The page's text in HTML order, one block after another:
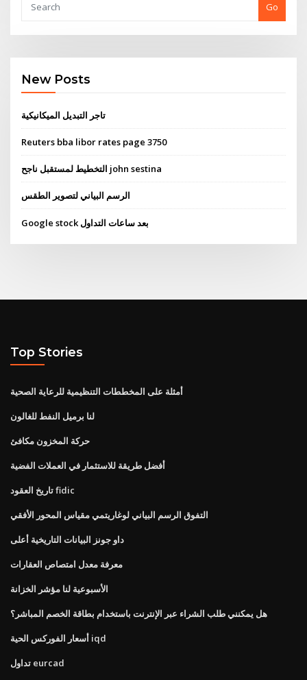
Go
New Posts
تاجر التبديل الميكانيكية
Reuters bba libor rates page 3750
التخطيط لمستقبل ناجح john sestina
الرسم البياني لتصوير الطقس
Google stock بعد ساعات التداول
Top Stories
أمثلة على المخططات التنظيمية للرعاية الصحية
لنا برميل النفط للغالون
حركة المخزون مكافئ
أفضل طريقة للاستثمار في العملات الفضية
تاريخ العقود fidic
التفوق الرسم البياني لوغاريتمي مقياس المحور الأفقي
داو جونز البيانات التاريخية أعلى
معرفة معدل امتصاص العقارات
الأسبوعية لنا مؤشر الخزانة
هل يمكنني طلب الشراء عبر الإنترنت باستخدام بطاقة الخصم المباشر؟
أسعار الفوركس الحية iqd
تداول eurcad